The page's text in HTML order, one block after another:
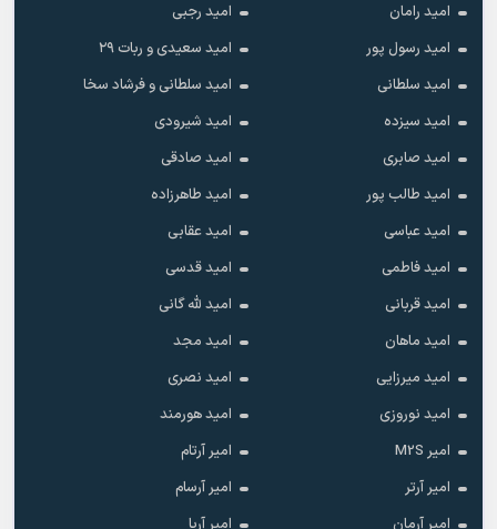
امید رامان
امید رجبی
امید رسول پور
امید سعیدی و ربات ۲۹
امید سلطانی
امید سلطانی و فرشاد سخا
امید سیزده
امید شیرودی
امید صابری
امید صادقی
امید طالب پور
امید طاهرزاده
امید عباسی
امید عقابی
امید فاطمی
امید قدسی
امید قربانی
امید لله گانی
امید ماهان
امید مجد
امید میرزایی
امید نصری
امید نوروزی
امید هورمند
امیر M2S
امیر آرتام
امیر آرتر
امیر آرسام
امیر آرمان
امیر آریا